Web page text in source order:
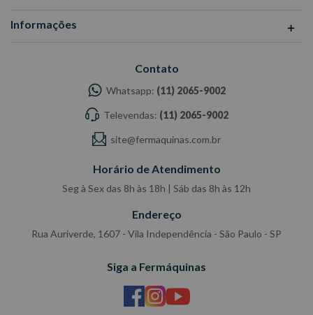
Informações
Contato
Whatsapp: (11) 2065-9002
Televendas: (11) 2065-9002
site@fermaquinas.com.br
Horário de Atendimento
Seg à Sex das 8h às 18h | Sáb das 8h às 12h
Endereço
Rua Auriverde, 1607 - Vila Independência - São Paulo - SP
Siga a Fermáquinas